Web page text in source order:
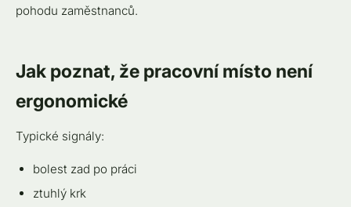
pohodu zaměstnanců.
Jak poznat, že pracovní místo není
ergonomické
Typické signály:
bolest zad po práci
ztuhlý krk